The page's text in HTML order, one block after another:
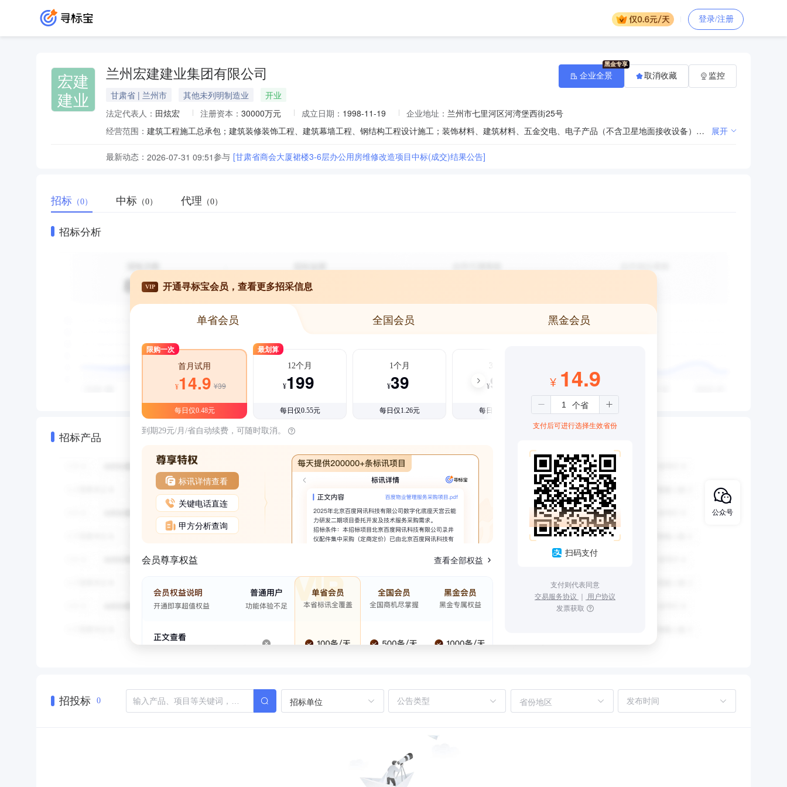
登录/注册
宏建
建业
兰州宏建建业集团有限公司
甘肃省 | 兰州市 其他未列明制造业
开业
法定代表人： 田炫宏 注册资本： 30000万元 成立日期： 1998-11-19 企业地址： 兰州市七里河区河湾堡西街25号
经营范围：
建筑工程施工总承包；建筑装修装饰工程、建筑幕墙工程、钢结构工程设计施工；装饰材料、建筑材料、五金交电、电子产品（不含卫星地面接收设备）批发零售；文化活动服务；艺术品展示；预应力混凝土输水管、钢筋砼排水管、预应力电杆、GRC轻质墙板、水泥制品设备、建筑金属门窗组合安装；预拌商品混凝土研发、生产、销售及技术服务；酒店管理；自有房屋及场地租赁；道路普通货物运输（凭许可证经营）；房地产开发、商品房销售（凭资质证经营）；物业管理。【依法须经批准的项目，经相关部门批准后方可开展经营活动】*** 展开
最新动态： 2026-07-31 09:51参与 [甘肃省商会大厦裙楼3-6层办公用房维修改造项目中标(成交)结果公告]
企业全景 取消收藏 监控
招标 （0） 中标 （0） 代理 （0）
招标分析
招标产品
VIP 开通寻标宝会员，查看更多招采信息
单省会员 全国会员 黑金会员
限购一次
首月试用
¥14.9 ¥39
每日仅0.48元
最划算
12个月
¥199
每日仅0.55元
1个月
¥39
每日仅1.26元
3个月
¥99
每日仅1.08元
到期29元/月/省自动续费，可随时取消。
标讯详情查看
关键电话直连
甲方分析查询
会员尊享权益 查看全部权益
¥ 14.9
支付后可进行选择生效省份
扫码支付
支付则代表同意
交易服务协议 ｜ 用户协议
发票获取
招投标 0 招标单位 省份地区
公众号